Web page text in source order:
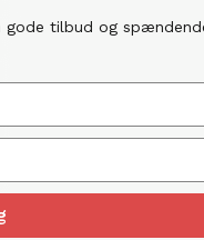
gode tilbud og